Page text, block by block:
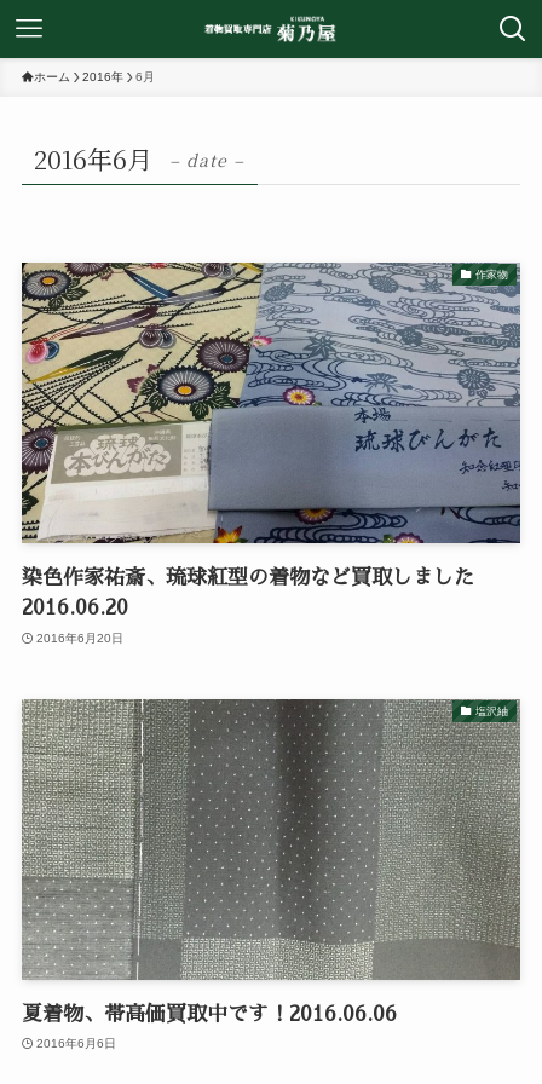
ホーム 2016年 6月
2016年6月 – date –
作家物
染色作家祐斎、琉球紅型の着物など買取しました
2016.06.20
2016年6月20日
塩沢紬
夏着物、帯高価買取中です！2016.06.06
2016年6月6日